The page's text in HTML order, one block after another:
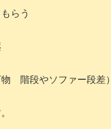
らう
階段やソファー段差）